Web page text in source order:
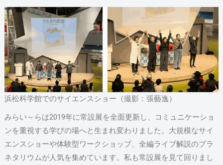
浜松科学館でのサイエンスショー（撮影：張藝逸）
みらい～らは2019年に常設展を全面更新し、コミュニケーショ
ンを重視する学びの場へと生まれ変わりました。大規模なサイ
エンスショーや体験型ワークショップ、全編ライブ解説のプラ
ネタリウムが人気を集めています。私も常設展を見て回りまし